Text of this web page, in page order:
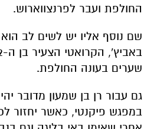
החולפת ועבר לפרנצווארוש.
שם נוסף אליו יש לשים לב
שערים בעונה החולפת.
גם עבור רן בן שמעון מדובר
במפגש פיקנטי, כאשר יחזור